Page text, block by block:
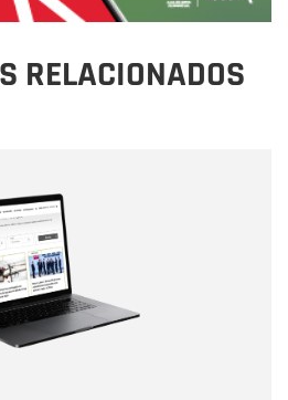
RELACIONADOS